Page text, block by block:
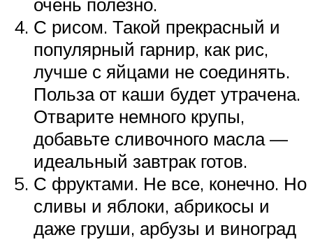
С рисом. Такой прекрасный и
популярный гарнир, как рис,
лучше с яйцами не соединять.
Польза от каши будет утрачена.
Отварите немного крупы,
добавьте сливочного масла —
идеальный завтрак готов.
С фруктами. Не все, конечно. Но
сливы и яблоки, абрикосы и
даже груши, арбузы и виноград